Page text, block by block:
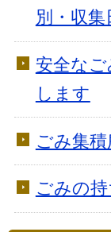
別・収
安全な
します
ごみ集
ごみの